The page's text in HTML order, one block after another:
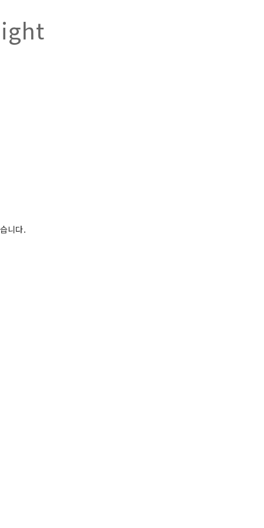
니다.